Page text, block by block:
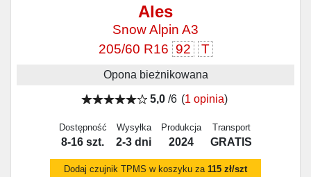
Ales
Snow Alpin A3
205/60 R16 92 T
Opona bieżnikowana
5,0/6 (1 opinia)
Dostępność
8-16 szt.
Wysyłka
2-3 dni
Produkcja
2024
Transport
GRATIS
Dodaj czujnik TPMS w koszyku za 115 zł/szt